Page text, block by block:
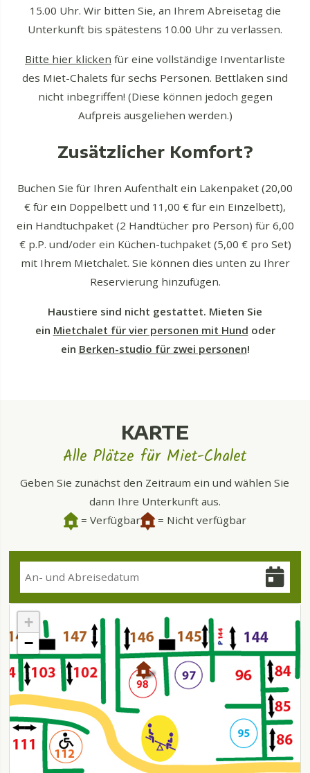
15.00 Uhr. Wir bitten Sie, an Ihrem Abreisetag die
Unterkunft bis spätestens 10.00 Uhr zu verlassen.
Bitte hier klicken für eine vollständige Inventarliste
des Miet-Chalets für sechs Personen. Bettlaken sind
nicht inbegriffen! (Diese können jedoch gegen
Aufpreis ausgeliehen werden.)
Zusätzlicher Komfort?
Buchen Sie für Ihren Aufenthalt ein Lakenpaket (20,00
€ für ein Doppelbett und 11,00 € für ein Einzelbett),
ein Handtuchpaket (2 Handtücher pro Person) für 6,00
€ p.P. und/oder ein Küchen-tuchpaket (5,00 € pro Set)
mit Ihrem Mietchalet. Sie können dies unten zu Ihrer
Reservierung hinzufügen.
Haustiere sind nicht gestattet. Mieten Sie
ein Mietchalet für vier personen mit Hund oder
ein Berken-studio für zwei personen!
KARTE
Alle Plätze für Miet-Chalet
Geben Sie zunächst den Zeitraum ein und wählen Sie
dann Ihre Unterkunft aus.
= Verfügbar
= Nicht verfügbar
+
−